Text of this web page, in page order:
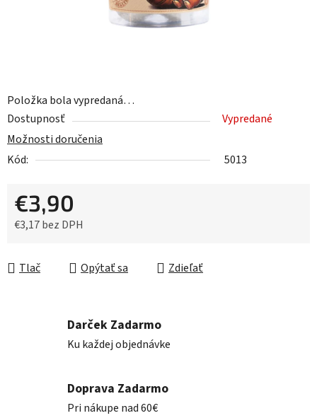
Položka bola vypredaná…
Dostupnosť
Vypredané
Možnosti doručenia
Kód:
5013
€3,90
€3,17 bez DPH
Tlač
Opýtať sa Zdieľať
Darček Zadarmo
Ku každej objednávke
Doprava Zadarmo
Pri nákupe nad 60€